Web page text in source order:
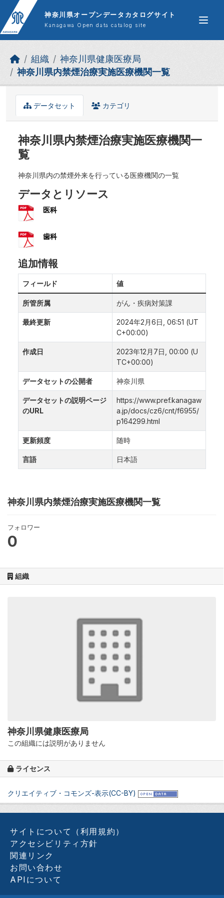
Skip to main content
神奈川県オープンデータカタログサイト
Kanagawa Open data catalog site
組織
神奈川県健康医療局
神奈川県内禁煙治療実施医療機関一覧
神奈川県内禁煙治療実施医療機関一覧
フォロワー
0
組織
神奈川県健康医療局
この組織には説明がありません
ライセンス
クリエイティブ・コモンズ-表示(CC-BY)
データセット カテゴリ
神奈川県内禁煙治療実施医療機関一
覧
神奈川県内の禁煙外来を行っている医療機関の一覧
データとリソース
医科
歯科
追加情報
フィールド 値
所管所属 がん・疾病対策課
最終更新
2024年2月6日, 06:51 (UT
C+00:00)
作成日
2023年12月7日, 00:00 (U
TC+00:00)
データセットの公開者 神奈川県
データセットの説明ページ
のURL
https://www.pref.kanagaw
a.jp/docs/cz6/cnt/f6955/
p164299.html
更新頻度 随時
言語 日本語
サイトについて（利用規約）
アクセシビリティ方針
関連リンク
お問い合わせ
APIについて